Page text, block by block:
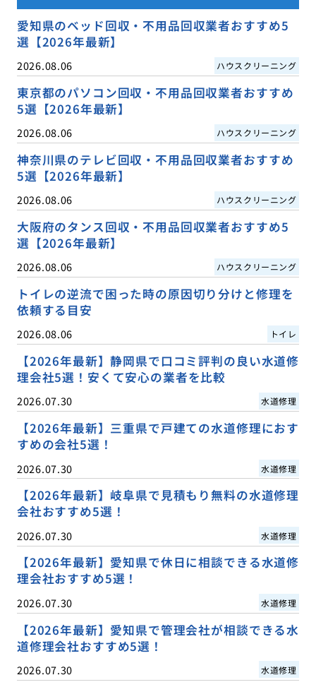
愛知県のベッド回収・不用品回収業者おすすめ5
選【2026年最新】
2026.08.06 ハウスクリーニング
東京都のパソコン回収・不用品回収業者おすすめ
5選【2026年最新】
2026.08.06 ハウスクリーニング
神奈川県のテレビ回収・不用品回収業者おすすめ
5選【2026年最新】
2026.08.06 ハウスクリーニング
大阪府のタンス回収・不用品回収業者おすすめ5
選【2026年最新】
2026.08.06 ハウスクリーニング
トイレの逆流で困った時の原因切り分けと修理を
依頼する目安
2026.08.06 トイレ
【2026年最新】静岡県で口コミ評判の良い水道修
理会社5選！安くて安心の業者を比較
2026.07.30 水道修理
【2026年最新】三重県で戸建ての水道修理におす
すめの会社5選！
2026.07.30 水道修理
【2026年最新】岐阜県で見積もり無料の水道修理
会社おすすめ5選！
2026.07.30 水道修理
【2026年最新】愛知県で休日に相談できる水道修
理会社おすすめ5選！
2026.07.30 水道修理
【2026年最新】愛知県で管理会社が相談できる水
道修理会社おすすめ5選！
2026.07.30 水道修理